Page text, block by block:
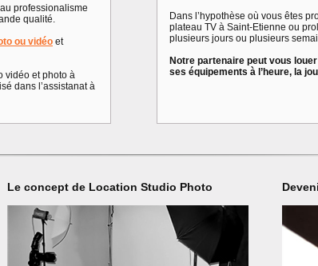
professionalisme
qualité.
ou vidéo et
vidéo et photo à
dans l’assistanat à
Dans l’hypothèse où vous êtes
plateau TV à Saint-Etienne ou
plusieurs jours ou plusieurs
Notre partenaire peut vous
ses équipements à l’heure, la
Le concept de Location Studio Photo